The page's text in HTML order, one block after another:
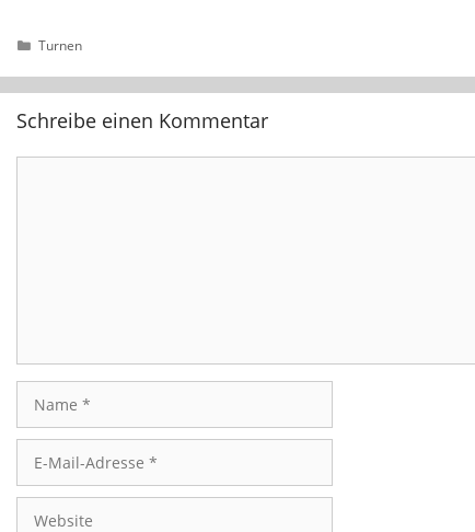
Kategorien
Turnen
Schreibe einen Kommentar
Mail-
Adresse